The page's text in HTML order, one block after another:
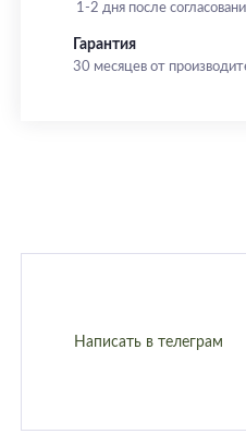
1-2 дня после
Гарантия
30 месяцев от
Написать в телеграм